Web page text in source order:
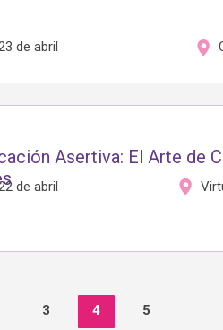
de abril
Asertiva: El Arte de
de abril
3 4 5